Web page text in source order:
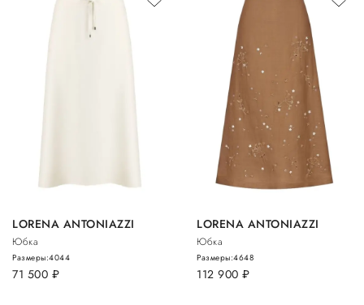
LORENA ANTONIAZZI
Юбка
71 500 руб.
Размеры:4044
LORENA ANTONIAZZI
Юбка
112 900 руб.
Размеры:4648